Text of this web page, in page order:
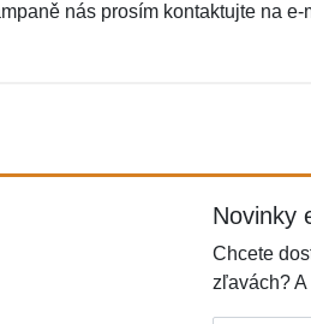
nás prosím kontaktujte na
Novinky
Chcete
zľavách?